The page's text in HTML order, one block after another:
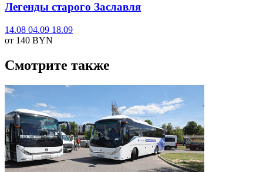
Легенды старого Заславля
14.08 04.09 18.09
от 140 BYN
Смотрите также